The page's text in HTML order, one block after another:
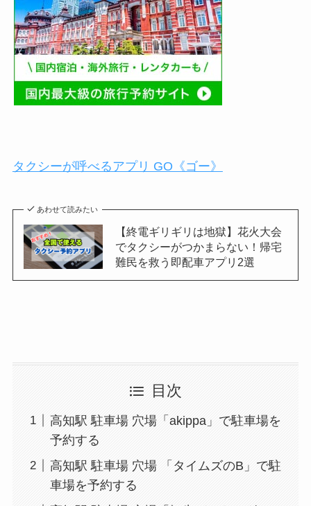
タクシーが呼べるアプリ GO《ゴー》
あわせて読みたい
【終電ギリギリは地獄】花火大会
でタクシーがつかまらない！帰宅
難民を救う即配車アプリ2選
目次
高知駅 駐車場 穴場「akippa」で駐車場を
予約する
高知駅 駐車場 穴場 「タイムズのB」で駐
車場を予約する